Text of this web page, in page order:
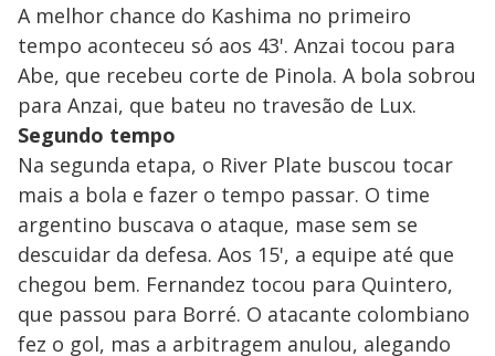
A melhor chance do Kashima no primeiro
tempo aconteceu só aos 43'. Anzai tocou para
Abe, que recebeu corte de Pinola. A bola sobrou
para Anzai, que bateu no travesão de Lux.
Segundo tempo
Na segunda etapa, o River Plate buscou tocar
mais a bola e fazer o tempo passar. O time
argentino buscava o ataque, mase sem se
descuidar da defesa. Aos 15', a equipe até que
chegou bem. Fernandez tocou para Quintero,
que passou para Borré. O atacante colombiano
fez o gol, mas a arbitragem anulou, alegando